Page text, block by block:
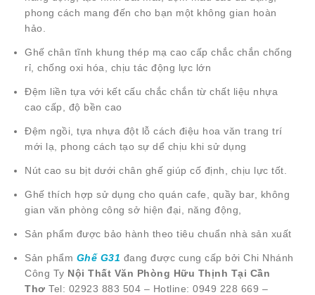
phong cách mang đến cho bạn một không gian hoàn
hảo.
Ghế chân tĩnh khung thép mạ cao cấp chắc chắn chống
rỉ, chống oxi hóa, chịu tác động lực lớn
Đệm liền tựa với kết cấu chắc chắn từ chất liệu nhựa
cao cấp, độ bền cao
Đệm ngồi, tựa nhựa đột lỗ cách điệu hoa văn trang trí
mới lạ, phong cách tạo sự dể chịu khi sử dụng
Nút cao su bịt dưới chân ghế giúp cố định, chịu lực tốt.
Ghế thích hợp sử dụng cho quán cafe, quầy bar, không
gian văn phòng công sở hiện đại, năng động,
Sản phẩm được bảo hành theo tiêu chuẩn nhà sản xuất
Sản phẩm Ghế G31 đang được cung cấp bởi Chi Nhánh
Công Ty Nội Thất Văn Phòng Hữu Thịnh Tại Cần
Thơ Tel: 02923 883 504 – Hotline: 0949 228 669 –